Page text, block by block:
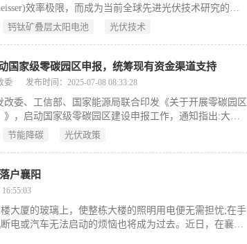
效率极限，而成为当前全球先进光伏技术研究的热
波光子的热驰豫损失，传统晶硅单结太阳电池效率的进一
电转换效率的突破。叠层太阳电池被公认为下一代超高效
。
钙钛矿叠层太阳电池 光伏技术
国家级零碳园区申报，统筹现有资金渠道支持
委 发布时间：2025-07-08 08:33:28
改委、工信部、国家能源局联合印发《关于开展零碳园区
》，启动国家级零碳园区建设申报工作，通知指出:大力
降碳。推动园区建立用能和碳排放管理制度，深入推进企
降碳改造和用能设备更新，鼓励企业建设极致能效工厂、
节能降碳 光伏政策
户襄阳
大厦的玻璃上，使整栋大楼的照明用电便无需担忧;在手
电或汽车无法启动的烦恼也将成为过去。近日，在襄阳
术科技成果转化项目成功落户襄阳，成为该市科技招商